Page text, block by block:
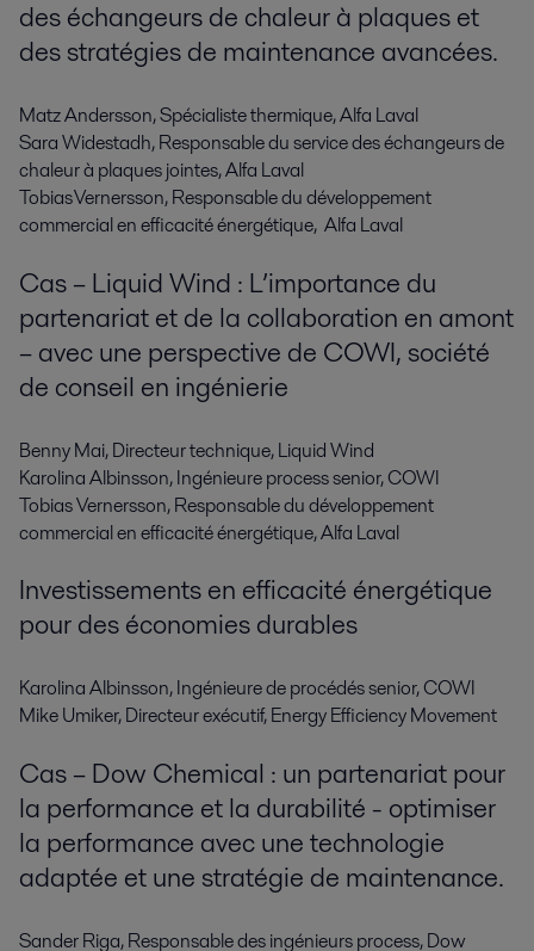
des échangeurs de chaleur à plaques et
des stratégies de maintenance avancées.
Matz Andersson, Spécialiste thermique, Alfa Laval
Sara Widestadh, Responsable du service des échangeurs de
chaleur à plaques jointes, Alfa Laval
Tobias Vernersson, Responsable du développement
commercial en efficacité énergétique, Alfa Laval
Cas – Liquid Wind : L’importance du
partenariat et de la collaboration en amont
– avec une perspective de COWI, société
de conseil en ingénierie
Benny Mai, Directeur technique, Liquid Wind
Karolina Albinsson, Ingénieure process senior, COWI
Tobias Vernersson, Responsable du développement
commercial en efficacité énergétique, Alfa Laval
Investissements en efficacité énergétique
pour des économies durables
Karolina Albinsson, Ingénieure de procédés senior, COWI
Mike Umiker, Directeur exécutif, Energy Efficiency Movement
Cas – Dow Chemical : un partenariat pour
la performance et la durabilité - optimiser
la performance avec une technologie
adaptée et une stratégie de maintenance.
Sander Riga, Responsable des ingénieurs process, Dow